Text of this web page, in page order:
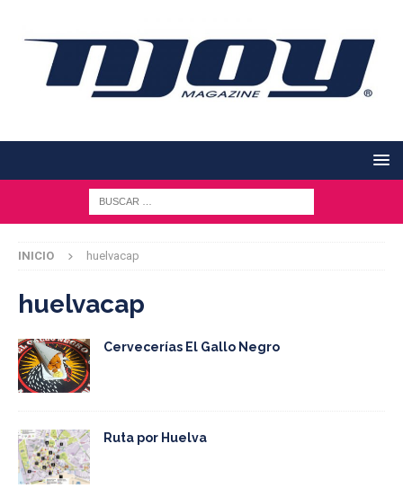
INICIO huelvacap
huelvacap
Cervecerías El Gallo Negro
Ruta por Huelva